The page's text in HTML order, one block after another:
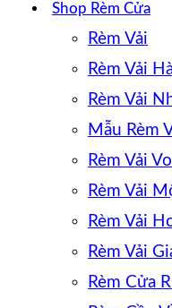
Shop Rèm Cửa
Rèm Vải
Rèm Vải
Rèm Vải
Mẫu Rèm
Rèm Vải
Rèm Vải
Rèm Vải
Rèm Vải
Rèm Cửa